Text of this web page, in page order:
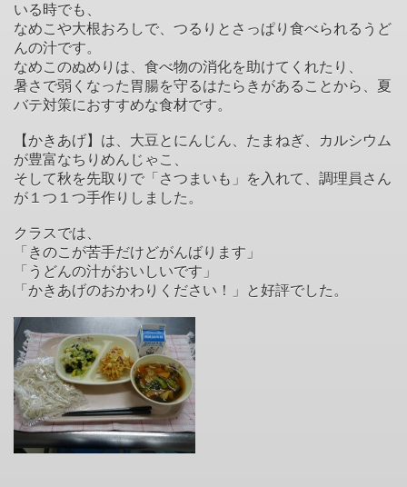
いる時でも、
なめこや大根おろしで、つるりとさっぱり食べられるうど
んの汁です。
なめこのぬめりは、食べ物の消化を助けてくれたり、
暑さで弱くなった胃腸を守るはたらきがあることから、夏
バテ対策におすすめな食材です。
【かきあげ】は、大豆とにんじん、たまねぎ、カルシウム
が豊富なちりめんじゃこ、
そして秋を先取りで「さつまいも」を入れて、調理員さん
が１つ１つ手作りしました。
クラスでは、
「きのこが苦手だけどがんばります」
「うどんの汁がおいしいです」
「かきあげのおかわりください！」と好評でした。